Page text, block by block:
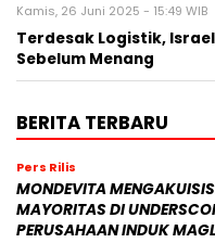
Kamis, 26 Juni 2025 - 15:49 WIB
Terdesak Logistik,
Sebelum Menang
BERITA TERBARU
Pers Rilis
MONDEVITA
MAYORITAS DI
PERUSAHAAN INDUK